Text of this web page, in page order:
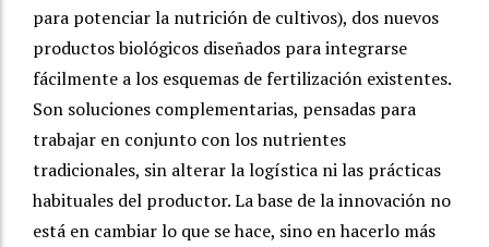
para potenciar la nutrición de cultivos), dos nuevos
productos biológicos diseñados para integrarse
fácilmente a los esquemas de fertilización existentes.
Son soluciones complementarias, pensadas para
trabajar en conjunto con los nutrientes
tradicionales, sin alterar la logística ni las prácticas
habituales del productor. La base de la innovación no
está en cambiar lo que se hace, sino en hacerlo más